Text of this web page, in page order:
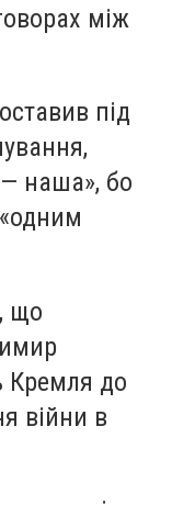
між
тавив під
наша», бо
що
Кремля до
війни в